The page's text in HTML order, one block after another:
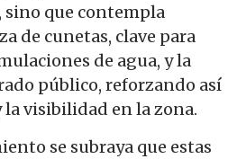
sino que contempla
de cunetas, clave para
de agua, y la
público, reforzando así
visibilidad en la zona.
se subraya que estas